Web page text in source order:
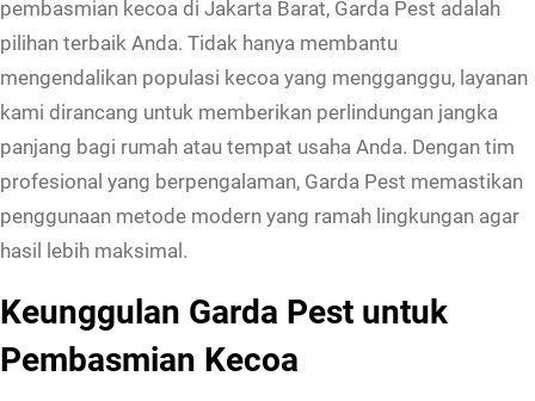
r
o
l
P
e
m
b
s
m
pembasmian kecoa di Jakarta Barat, Garda Pest adalah
pilihan terbaik Anda. Tidak hanya membantu
mengendalikan populasi kecoa yang mengganggu, layanan
kami dirancang untuk memberikan perlindungan jangka
panjang bagi rumah atau tempat usaha Anda. Dengan tim
profesional yang berpengalaman, Garda Pest memastikan
penggunaan metode modern yang ramah lingkungan agar
hasil lebih maksimal.
Keunggulan Garda Pest untuk
Pembasmian Kecoa